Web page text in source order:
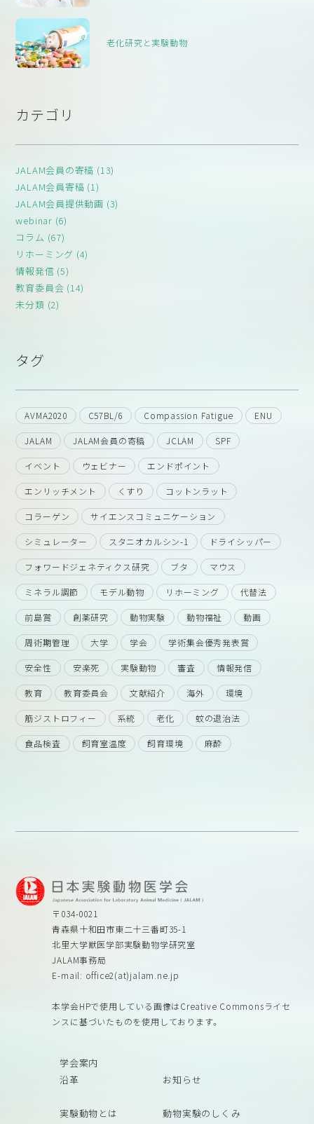
老化研究と実験動物
カテゴリ
JALAM会員の寄稿 (13)
JALAM会員寄稿 (1)
JALAM会員提供動画 (3)
webinar (6)
コラム (67)
リホーミング (4)
情報発信 (5)
教育委員会 (14)
未分類 (2)
タグ
AVMA2020 C57BL/6 Compassion Fatigue ENU
JALAM JALAM会員の寄稿 JCLAM SPF
イベント ウェビナー エンドポイント
エンリッチメント くすり コットンラット
コラーゲン サイエンスコミュニケーション
シミュレーター スタニオカルシン-1 ドライシッパー
フォワードジェネティクス研究 ブタ マウス
ミネラル調節 モデル動物 リホーミング 代替法
前島賞 創薬研究 動物実験 動物福祉 動画
周術期管理 大学 学会 学術集会優秀発表賞
安全性 安楽死 実験動物 審査 情報発信
教育 教育委員会 文献紹介 海外 環境
筋ジストロフィー 系統 老化 蚊の退治法
食品検査 飼育室温度 飼育環境 麻酔
〒034-0021
青森県十和田市東二十三番町35-1
北里大学獣医学部実験動物学研究室
JALAM事務局
E-mail: office2(at)jalam.ne.jp
本学会HPで使用している画像はCreative Commonsライセ
ンスに基づいたものを使用しております。
学会案内
沿革
お知らせ
実験動物とは 動物実験のしくみ